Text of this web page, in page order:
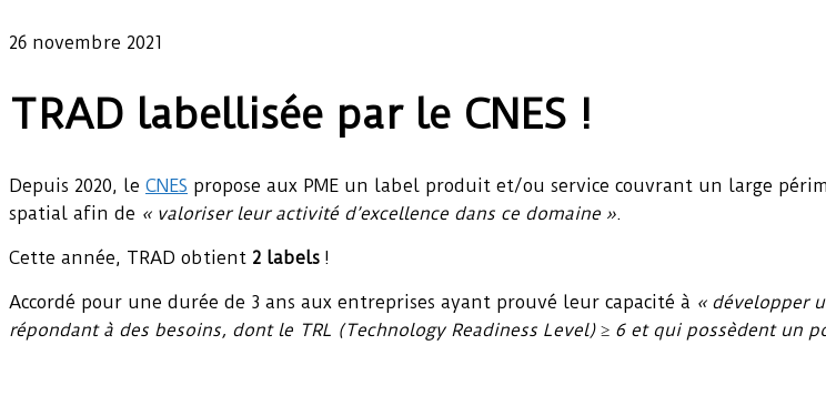
26 novembre 2021
TRAD labellisée par le CNES !
Depuis 2020, le CNES propose aux PME un label produit et/ou service couvrant un large
spatial afin de « valoriser leur activité d’excellence dans ce domaine ».
Cette année, TRAD obtient 2 labels !
Accordé pour une durée de 3 ans aux entreprises ayant prouvé leur capacité à « développer
répondant à des besoins, dont le TRL (Technology Readiness Level) ≥ 6 et qui possèdent un